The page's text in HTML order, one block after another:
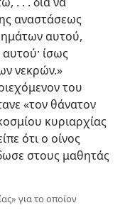
αναστάσεως
αυτού,
ίσως
νεκρών.»
του
«τον θάνατον
κυριαρχίας
ότι ο οίνος
στους μαθητάς
για το οποίον